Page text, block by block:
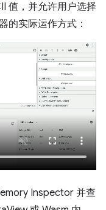
值，并允许用户选择
的实际运作方式：
Inspector 并查